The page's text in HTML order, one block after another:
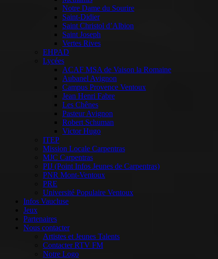
Notre Dame du Sourire
Saint-Didier
Saint Christol d’Albion
Saint Joseph
Vertes Rives
EHPAD
Lycées
ACAF MSA de Vaison la Romaine
Aubanel Avignon
Campus Provence Ventoux
Jean Henri Fabre
Les Chênes
Pasteur Avignon
Robert Schuman
Victor Hugo
ITEP
Mission Locale Carpentras
MJC Carpentras
PIJ (Point Infos Jeunes de Carpentras)
PNR Mont-Ventoux
PRE
Université Populaire Ventoux
Infos Vaucluse
Jeux
Partenaires
Nous contacter
Artistes et Jeunes Talents
Contacter RTV FM
Notre Logo